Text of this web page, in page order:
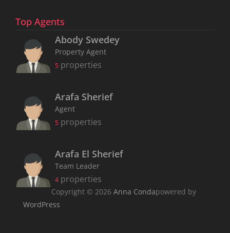
Top Agents
Abody Swedey
Property Agent
5 properties
Arafa Sherief
Agent
5 properties
Arafa El Sherief
Team Leader
4 properties
Copyright © 2026 Anna Condapowered by
WordPress